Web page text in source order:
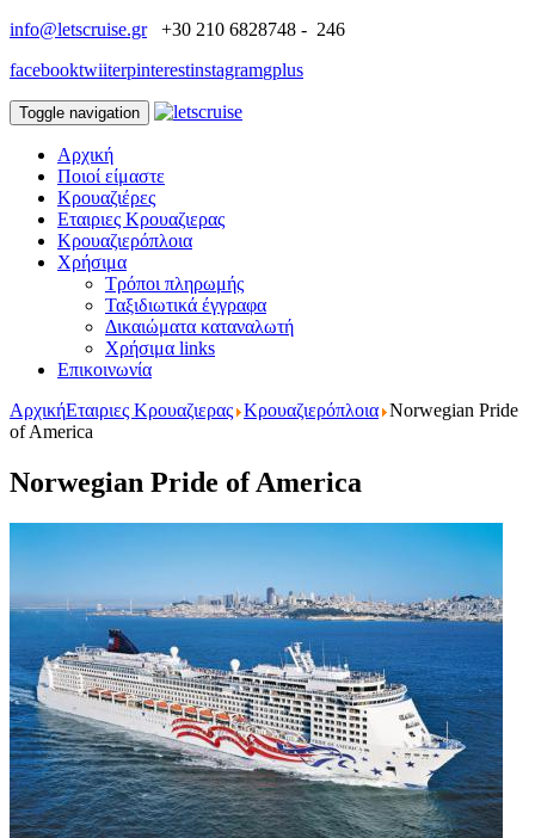
info@letscruise.gr
+30 210 6828748 - 246
facebooktwiiterpinterestinstagramgplus
Toggle navigation
Αρχική
Ποιοί είμαστε
Κρουαζιέρες
Εταιριες Κρουαζιερας
Κρουαζιερόπλοια
Χρήσιμα
Τρόποι πληρωμής
Ταξιδιωτικά έγγραφα
Δικαιώματα καταναλωτή
Χρήσιμα links
Επικοινωνία
ΑρχικήΕταιριες Κρουαζιερας Κρουαζιερόπλοια Norwegian Pride
of America
Norwegian Pride of America